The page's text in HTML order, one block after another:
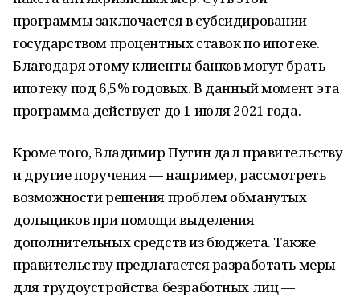
программы заключается в субсидировании
государством процентных ставок по ипотеке.
Благодаря этому клиенты банков могут брать
ипотеку под 6,5% годовых. В данный момент эта
программа действует до 1 июля 2021 года.
Кроме того, Владимир Путин дал правительству
и другие поручения — например, рассмотреть
возможности решения проблем обманутых
дольщиков при помощи выделения
дополнительных средств из бюджета. Также
правительству предлагается разработать меры
для трудоустройства безработных лиц —